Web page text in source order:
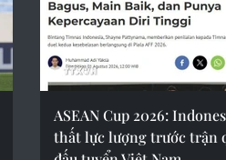
ASEAN Cup 2026:
thất lực lượng trước trận